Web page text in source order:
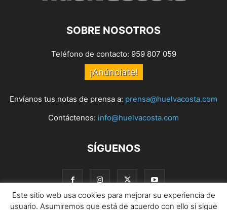
SOBRE NOSOTROS
Teléfono de contacto: 959 807 059
¡Anúnciate!
Envíanos tus notas de prensa a: prensa@huelvacosta.com
Contáctenos: info@huelvacosta.com
SÍGUENOS
Este sitio web usa cookies para mejorar su experiencia de
usuario. Asumiremos que está de acuerdo con ello si sigue